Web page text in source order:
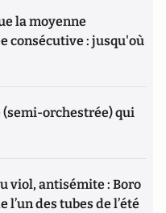
la moyenne
consécutive : jusqu'où
orchestrée) qui
viol, antisémite : Boro
l’un des tubes de l’été